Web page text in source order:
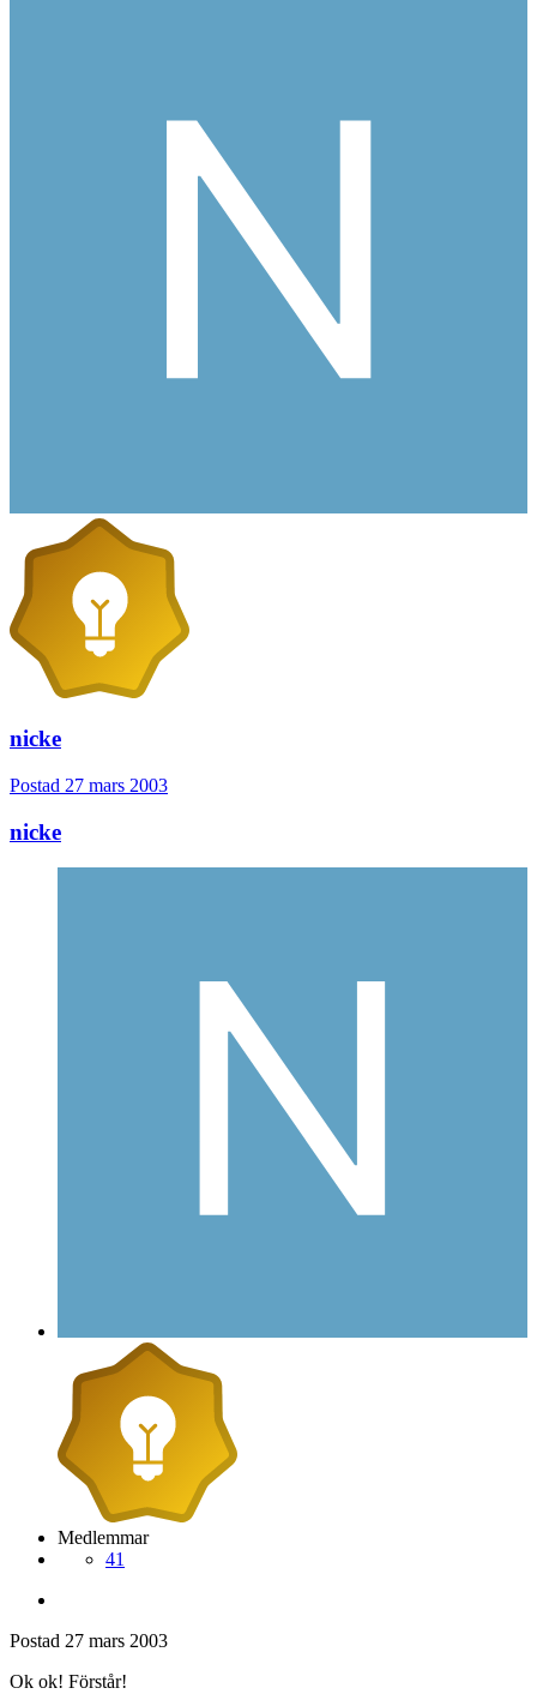
nicke
Postad 27 mars 2003
nicke
Medlemmar
41
Postad 27 mars 2003
Ok ok! Förstår!